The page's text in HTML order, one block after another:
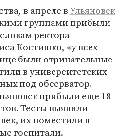
в апреле вУльяновск
группами прибыли
ректора
Костишко, «у всех
были отрицательные
в университетских
под обсерватор.
прибыли еще 18
Тесты выявили
их поместили в
госпитали.